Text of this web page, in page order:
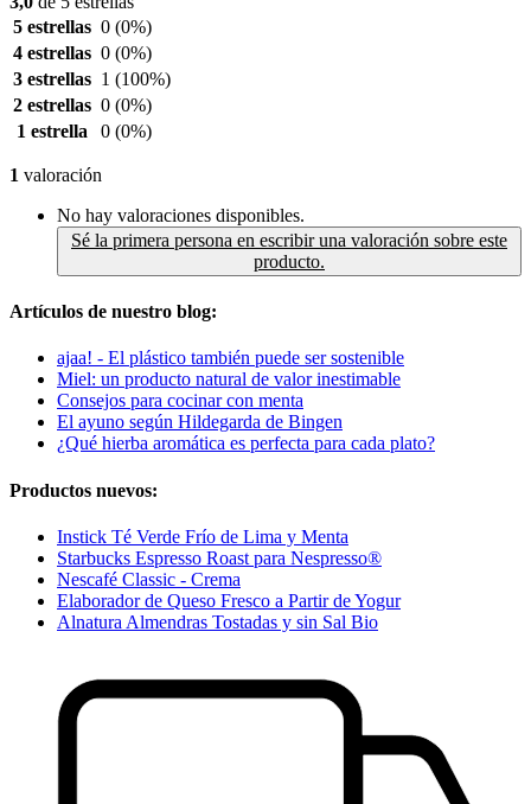
5 estrellas 0 (0%)
4 estrellas 0 (0%)
3 estrellas 1 (100%)
2 estrellas 0 (0%)
1 estrella
0 (0%)
1 valoración
No hay valoraciones disponibles.
Sé la primera persona en escribir una valoración sobre este
producto.
Artículos de nuestro blog:
ajaa! - El plástico también puede ser sostenible
Miel: un producto natural de valor inestimable
Consejos para cocinar con menta
El ayuno según Hildegarda de Bingen
¿Qué hierba aromática es perfecta para cada plato?
Productos nuevos:
Instick Té Verde Frío de Lima y Menta
Starbucks Espresso Roast para Nespresso®
Nescafé Classic - Crema
Elaborador de Queso Fresco a Partir de Yogur
Alnatura Almendras Tostadas y sin Sal Bio